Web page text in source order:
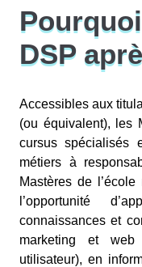
DSP
Accessibles aux
(ou équivalent), les
cursus spécialisés
métiers à
Mastères de
l’opportunité
connaissances et
marketing et
utilisateur), en